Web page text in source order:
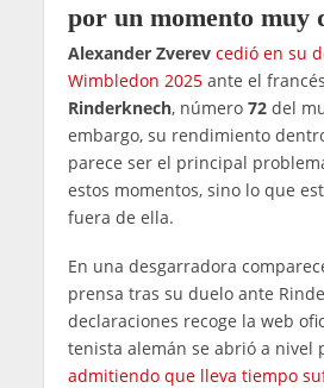
por un momento muy
Alexander Zverev cedió en su
Wimbledon 2025ante el francés
Rinderknech, número 72del
embargo, su rendimiento
parece ser el principal
estos momentos, sino lo que
fuera de ella.
En una desgarradora
prensa tras su duelo ante
declaraciones recoge la web
tenista alemán se abrió a nivel
admitiendo que lleva tiempo